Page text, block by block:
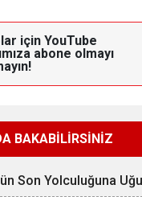
için YouTube
abone olmayı
BAKABİLİRSİNİZ
Son Yolculuğuna